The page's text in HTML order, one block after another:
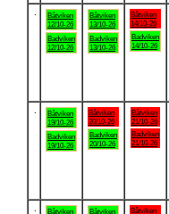
Båtviken
12/10-26
Badviken
12/10-26
Båtviken
13/10-26
Badviken
13/10-26
Båtviken
14/10-26
Badviken
14/10-26
Båtviken
19/10-26
Badviken
19/10-26
Båtviken
20/10-26
Badviken
20/10-26
Båtviken
21/10-26
Badviken
21/10-26
Båtviken
Båtviken
Båtviken